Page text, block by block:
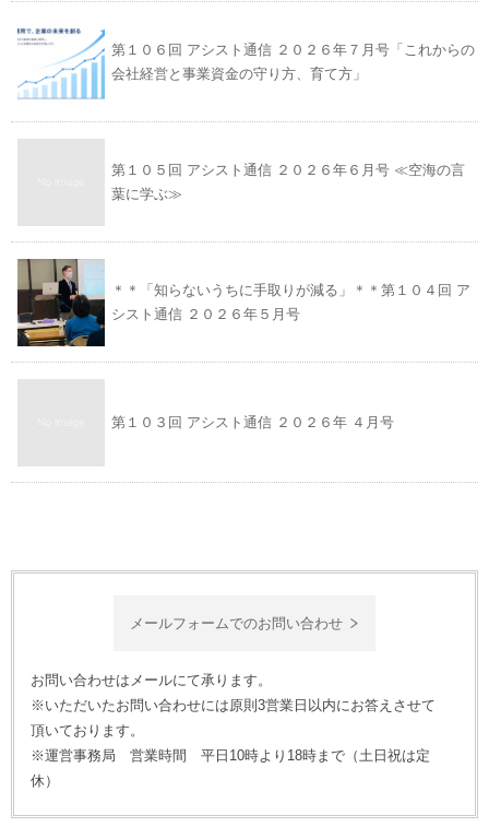
第１０６回 アシスト通信 ２０２６年７月号「これからの
会社経営と事業資金の守り方、育て方」
第１０５回 アシスト通信 ２０２６年６月号 ≪空海の言
葉に学ぶ≫
＊＊「知らないうちに手取りが減る」＊＊第１０４回 ア
シスト通信 ２０２６年５月号
第１０３回 アシスト通信 ２０２６年 ４月号
メールフォームでのお問い合わせ
お問い合わせはメールにて承ります。
※いただいたお問い合わせには原則3営業日以内にお答えさせて
頂いております。
※運営事務局 営業時間 平日10時より18時まで（土日祝は定
休）